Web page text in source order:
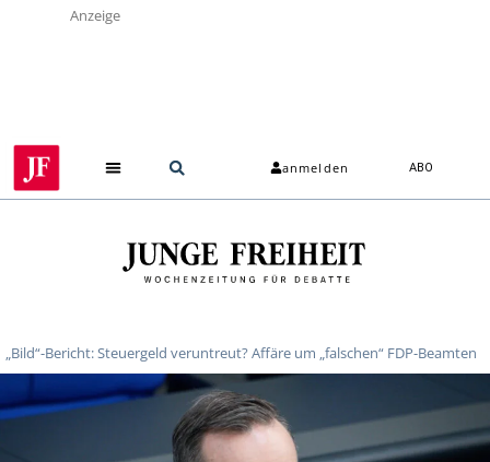
Anzeige
anmelden ABO
„Bild“-Bericht: Steuergeld veruntreut? Affäre um „falschen“ FDP-Beamten